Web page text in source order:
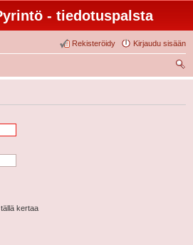
- tiedotuspalsta
Kirjaudu sisään
Rekisteröidy
tsi
kertaa